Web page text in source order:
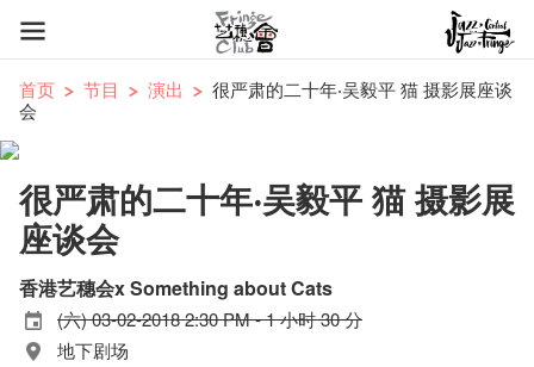
首页 节目 演出
很严肃的二十年‧吴毅平 猫 摄影展座谈
会
很严肃的二十年‧吴毅平 猫 摄影展
座谈会
香港艺穗会x Something about Cats
(六) 03-02-2018 2:30 PM - 1 小时 30 分
地下剧场